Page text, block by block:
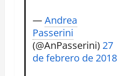
—Andrea
Passerini
(@AnPasserini) 27
de febrero de 2018